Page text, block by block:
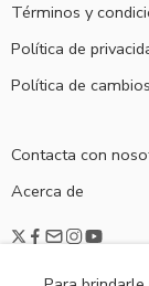
Términos y
Política de
Política de
Contacta con
Acerca de